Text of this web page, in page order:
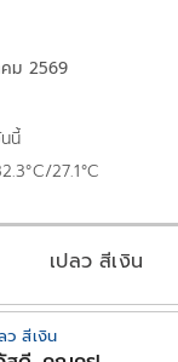
คม 2569
นี้
27.1°C
เปลว สีเงิน
ว สีเงิน